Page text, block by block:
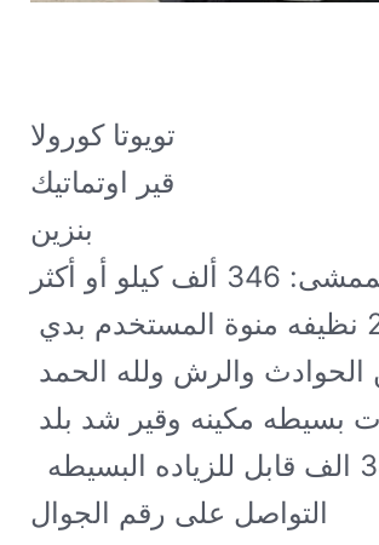
تويوتا كورولا XLI 2017
قير اوتماتيك
بنزين
346 ألف كيلو أو أكثر
التواصل على رقم الجوال